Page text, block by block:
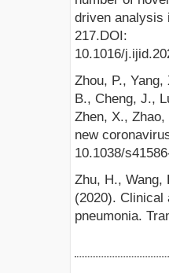
driven analysis
217.DOI:
10.1016/
Zhou, P.,
B., Cheng, J.,
Zhen, X.,
new
10.1038/
Zhu, H., Wang,
(2020). Clinical
pneumonia.